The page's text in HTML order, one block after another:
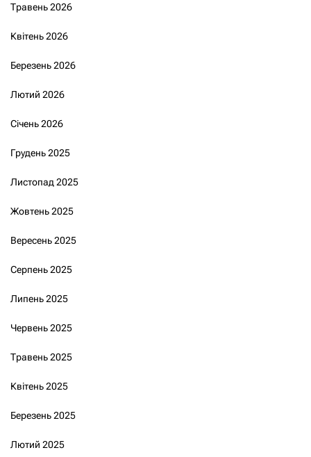
Травень 2026
Квітень 2026
Березень 2026
Лютий 2026
Січень 2026
Грудень 2025
Листопад 2025
Жовтень 2025
Вересень 2025
Серпень 2025
Липень 2025
Червень 2025
Травень 2025
Квітень 2025
Березень 2025
Лютий 2025